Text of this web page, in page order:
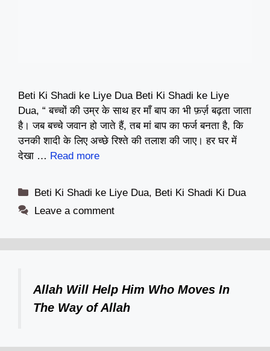
Beti Ki Shadi ke Liye Dua Beti Ki Shadi ke Liye
Dua, “ बच्चों की उम्र के साथ हर माँ बाप का भी फ़र्ज़ बढ़ता जाता
है। जब बच्चे जवान हो जाते हैं, तब मां बाप का फर्ज बनता है, कि
उनकी शादी के लिए अच्छे रिश्ते की तलाश की जाए। हर घर में
देखा … Read more
Categories
Beti Ki Shadi ke Liye Dua, Beti Ki Shadi Ki Dua
Leave a comment
Allah Will Help Him Who Moves In
The Way of Allah